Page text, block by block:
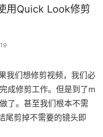
用Quick Look修剪
我们想修剪视频，我们必
成修剪工作。但是到了m
了。甚至我们根本不需
尾剪掉不需要的镜头即